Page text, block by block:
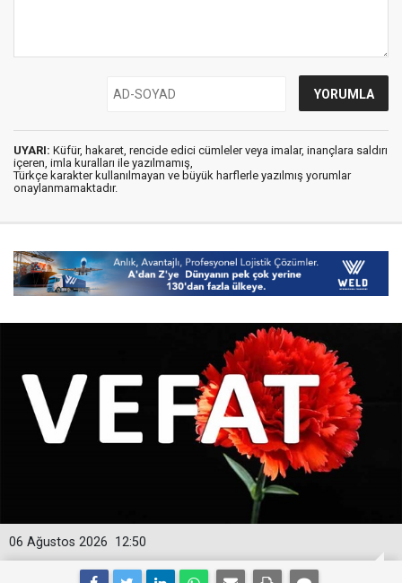
UYARI: Küfür, hakaret, rencide edici cümleler veya imalar, inançlara saldırı
içeren, imla kuralları ile yazılmamış,
Türkçe karakter kullanılmayan ve büyük harflerle yazılmış yorumlar
onaylanmamaktadır.
12:50
06 Ağustos 2026